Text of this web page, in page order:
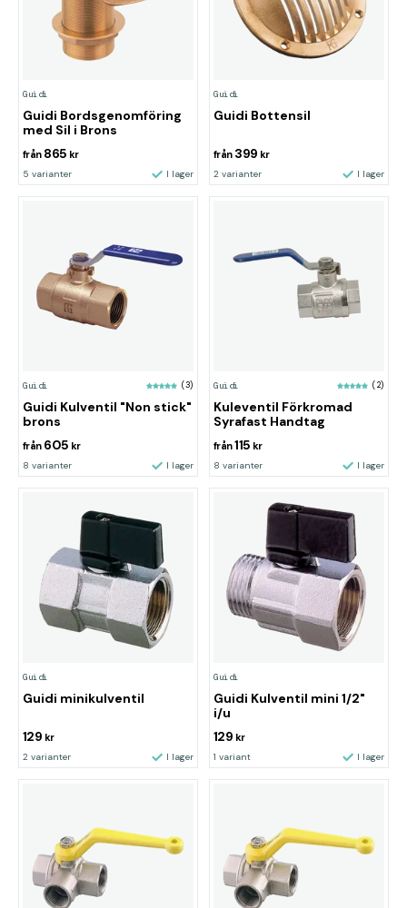
Guidi
Guidi Bordsgenomföring
med Sil i Brons
från 865 kr
5 varianter I lager
Guidi
Guidi Bottensil
från 399 kr
2 varianter I lager
Guidi (3)
Guidi Kulventil "Non stick"
brons
från 605 kr
8 varianter I lager
Guidi (2)
Kuleventil Förkromad
Syrafast Handtag
från115 kr
8 varianter I lager
Guidi
Guidi minikulventil
129 kr
2 varianter I lager
Guidi
Guidi Kulventil mini 1/2"
i/u
129 kr
1 variant I lager